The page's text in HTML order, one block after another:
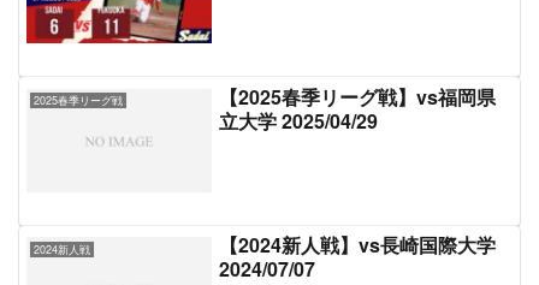
2025春季リーグ戦
【2025春季リーグ戦】vs福岡県
立大学 2025/04/29
2024新人戦
【2024新人戦】vs長崎国際大学
2024/07/07